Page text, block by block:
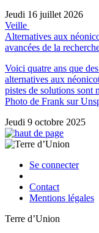
Jeudi 16 juillet 2026
Veille
Alternatives aux
avancées de la
Voici quatre ans que
alternatives aux
pistes de solutions sont
Photo de Frank sur
Jeudi 9 octobre 2025
Se connecter
Contact
Mentions légales
Terre d’Union